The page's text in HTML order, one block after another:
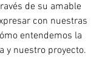
de su amable
con nuestras
entendemos la
y nuestro proyecto.